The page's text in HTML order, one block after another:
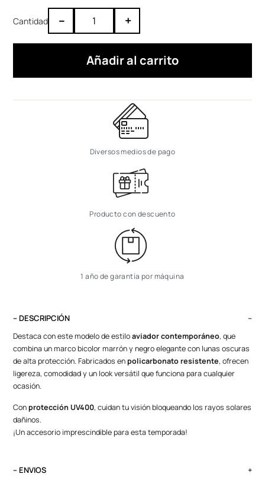
– +
Añadir al carrito
Diversos medios de pago
Producto con descuento
1 año de garantía por máquina
– DESCRIPCIÓN
Destaca con este modelo de estiloaviador contemporáneo, que
combina un marco bicolor marrón y negro elegante con lunas oscuras
de alta protección. Fabricados enpolicarbonato resistente, ofrecen
ligereza, comodidad y un look versátil que funciona para cualquier
ocasión.
Conprotección UV400, cuidan tu visión bloqueando los rayos solares
dañinos.
¡Un accesorio imprescindible para esta temporada!
– ENVIOS